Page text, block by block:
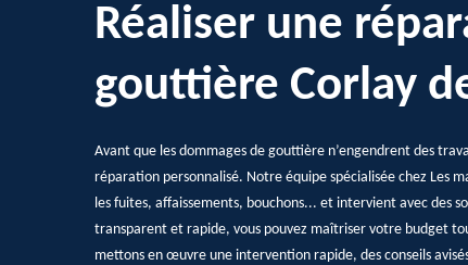
Réaliser une
gouttière Corlay
Avant que les dommages de gouttière n’engendrent des
réparation personnalisé. Notre équipe spécialisée chez Les
les fuites, affaissements, bouchons... et intervient avec des
transparent et rapide, vous pouvez maîtriser votre budget
mettons en œuvre une intervention rapide, des conseils